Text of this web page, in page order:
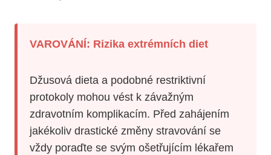
VAROVÁNÍ: Rizika extrémních diet
Džusová dieta a podobné restriktivní
protokoly mohou vést k závažným
zdravotním komplikacím. Před zahájením
jakékoliv drastické změny stravování se
vždy poraďte se svým ošetřujícím lékařem